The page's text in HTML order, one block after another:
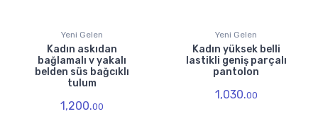
Yeni Gelen
Kadın askıdan
bağlamalı v yakalı
belden süs bağcıklı
tulum
1,200.00
Yeni Gelen
Kadın yüksek belli
lastikli geniş parçalı
pantolon
1,030.00